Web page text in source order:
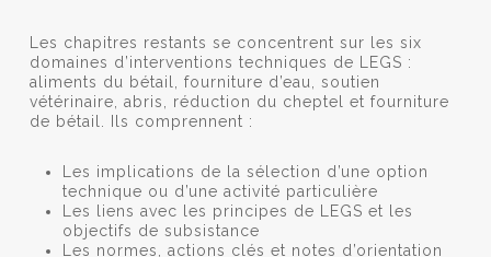
Les chapitres restants se concentrent sur les six
domaines d’interventions techniques de LEGS :
aliments du bétail, fourniture d’eau, soutien
vétérinaire, abris, réduction du cheptel et fourniture
de bétail. Ils comprennent :
Les implications de la sélection d’une option
technique ou d’une activité particulière
Les liens avec les principes de LEGS et les
objectifs de subsistance
Les normes, actions clés et notes d’orientation